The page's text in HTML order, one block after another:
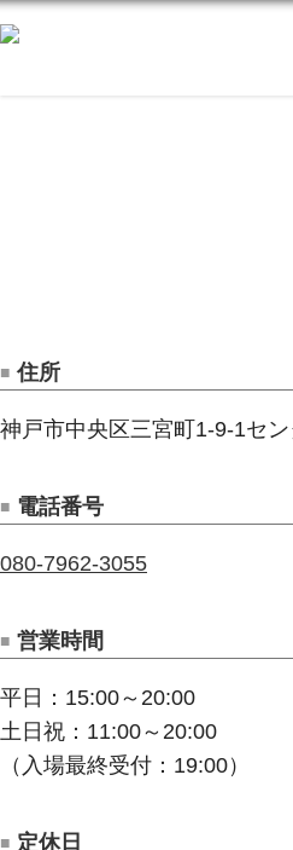
住所
神戸市中央区三宮町1-9-1セ
電話番号
080-7962-3055
営業時間
平日：15:00～20:00
土日祝：11:00～20:00
（入場最終受付：19:00）
定休日